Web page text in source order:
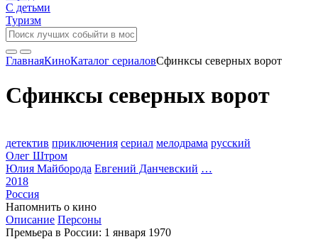
С детьми
Туризм
ГлавнаяКиноКаталог сериаловСфинксы северных ворот
Сфинксы северных ворот
детектив приключения сериал мелодрама русский
Олег Штром
Юлия Майборода Евгений Данчевский …
2018
Россия
Напомнить о кино
Описание Персоны
Премьера в России: 1 января 1970